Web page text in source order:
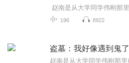
196 8922
盗墓：我好像遇到鬼了